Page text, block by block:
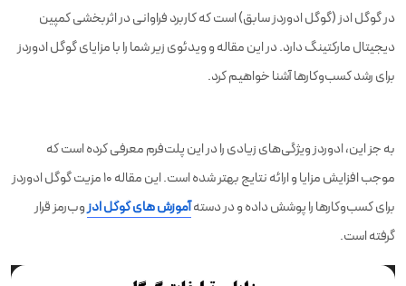
درگوگل ادز(گوگل ادوردز سابق) است که کاربرد فراوانی در اثربخشی کمپین
دیجیتال مارکتینگ دارد. در این مقاله و ویدئوی زیر شما را با مزایای گوگل ادوردز
برای رشد کسب‌وکارها آشنا خواهیم کرد.
به جز این، ادوردز ویژگی‌های زیادی را در این پلت‌فرم معرفی کرده است که
موجب افزایش مزایا و ارائه نتایج بهتر شده است. این مقاله ۱۰ مزیت گوگل ادوردز
برای کسب‌وکارها را پوشش داده و در دستهآموزش های گوگل ادزوب‌رمز قرار
گرفته است.
نمایشگر